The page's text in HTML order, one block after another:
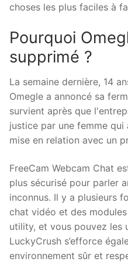
choses les plus faciles à
Pourquoi
supprimé ?
La semaine dernière, 14
Omegle a annoncé sa
survient après que
justice par une femme
mise en relation avec un
FreeCam Webcam Chat
plus sécurisé pour parler
inconnus. Il y a plusieurs
chat vidéo et des
utility, et vous pouvez les
LuckyCrush s’efforce
environnement sûr et